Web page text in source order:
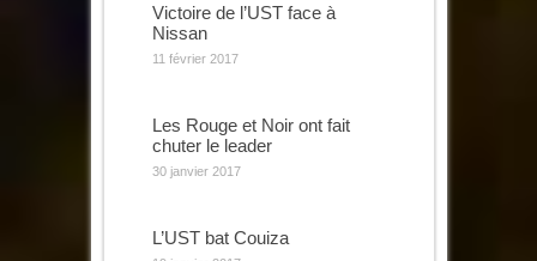
Victoire de l’UST face à
Nissan
11 février 2017
Les Rouge et Noir ont fait
chuter le leader
30 janvier 2017
L’UST bat Couiza